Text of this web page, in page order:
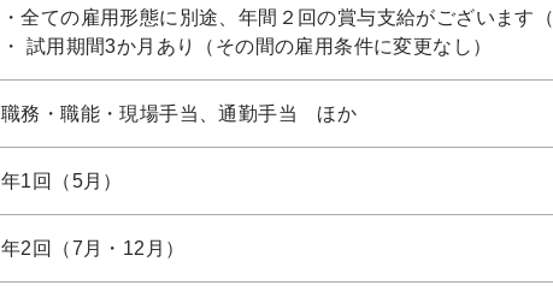
・全ての雇用形態に別途、年間２回の賞与支給がございます
・ 試用期間3か月あり（その間の雇用条件に変更なし）
職務・職能・現場手当、通勤手当 ほか
年1回（5月）
年2回（7月・12月）